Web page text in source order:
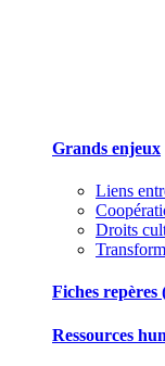
Grands enjeux
Liens
Droits
Fiches repères
Ressources